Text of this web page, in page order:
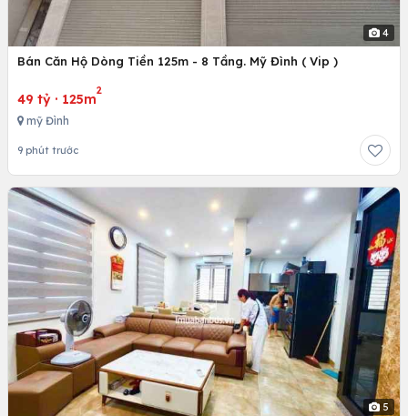
4
Bán Căn Hộ Dòng Tiền 125m - 8 Tầng. Mỹ Đình ( Vip )
49 tỷ · 125m
2
mỹ Đình
9 phút trước
5